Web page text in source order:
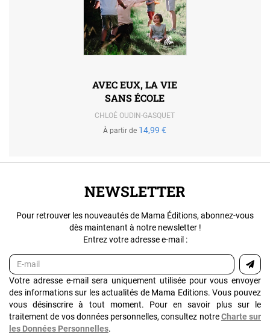
AVEC EUX, LA VIE
SANS ÉCOLE
CHLOÉ OUDIN-GASQUET
À partir de 14,99 €
NEWSLETTER
Pour retrouver les nouveautés de Mama Éditions, abonnez-vous
dès maintenant à notre newsletter !
Entrez votre adresse e-mail :
Votre adresse e-mail sera uniquement utilisée pour vous envoyer
des informations sur les actualités de Mama Editions. Vous pouvez
vous désinscrire à tout moment. Pour en savoir plus sur le
traitement de vos données personnelles, consultez notre Charte sur
les Données Personnelles.